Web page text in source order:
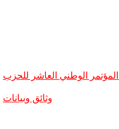
المؤتمر الوطني العاشر للحزب
وثائق وبيانات